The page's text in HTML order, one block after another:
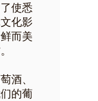
使悉
化影
而美
酒、
的葡